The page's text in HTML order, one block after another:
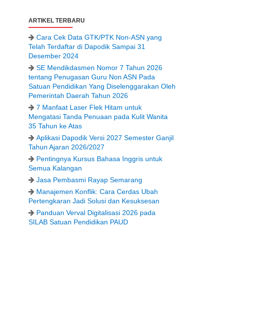
ARTIKEL TERBARU
Cara Cek Data GTK/PTK Non-ASN yang
Telah Terdaftar di Dapodik Sampai 31
Desember 2024
SE Mendikdasmen Nomor 7 Tahun 2026
tentang Penugasan Guru Non ASN Pada
Satuan Pendidikan Yang Diselenggarakan Oleh
Pemerintah Daerah Tahun 2026
7 Manfaat Laser Flek Hitam untuk
Mengatasi Tanda Penuaan pada Kulit Wanita
35 Tahun ke Atas
Aplikasi Dapodik Versi 2027 Semester Ganjil
Tahun Ajaran 2026/2027
Pentingnya Kursus Bahasa Inggris untuk
Semua Kalangan
Jasa Pembasmi Rayap Semarang
Manajemen Konflik: Cara Cerdas Ubah
Pertengkaran Jadi Solusi dan Kesuksesan
Panduan Verval Digitalisasi 2026 pada
SILAB Satuan Pendidikan PAUD